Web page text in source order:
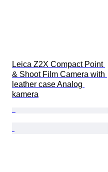
Leica Z2X Compact Point
& Shoot Film Camera with
leather case Analog
kamera